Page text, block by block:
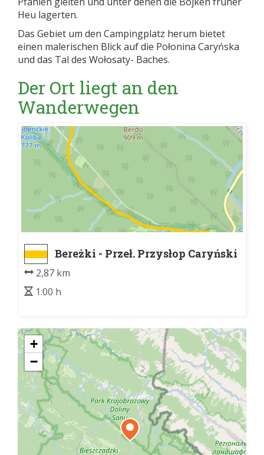
Heu lagerten.
Das Gebiet um den Campingplatz herum bietet
einen malerischen Blick auf die Połonina Caryńska
und das Tal des Wołosaty- Baches.
Der Ort liegt an den
Wanderwegen
Bereżki - Przeł. Przysłop Caryński
2,87 km
1:00 h
+
−